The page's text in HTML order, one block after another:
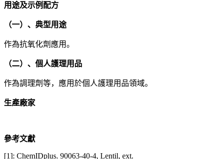
用途及示例配方
（一）、典型用途
作為抗氧化劑應用。
（二）、個人護理用品
作為調理劑等，應用於個人護理用品領域。
生產廠家
參考文獻
[1]: ChemIDplus. 90063-40-4, Lentil, ext.